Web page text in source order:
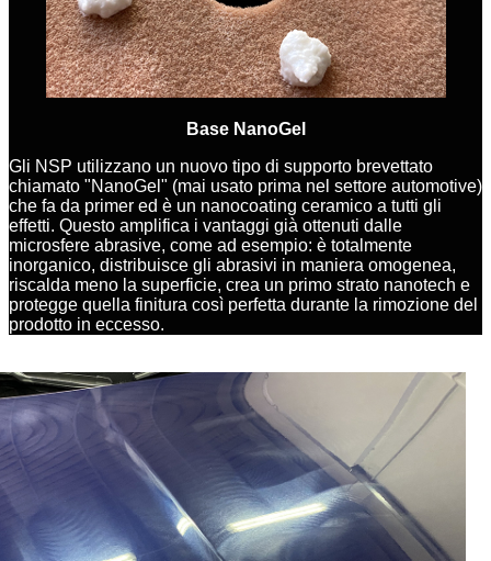
Base NanoGel
Gli NSP utilizzano un nuovo tipo di supporto brevettato
chiamato "NanoGel" (mai usato prima nel settore automotive)
che fa da primer ed è un nanocoating ceramico a tutti gli
effetti. Questo amplifica i vantaggi già ottenuti dalle
microsfere abrasive, come ad esempio: è totalmente
inorganico, distribuisce gli abrasivi in maniera omogenea,
riscalda meno la superficie, crea un primo strato nanotech e
protegge quella finitura così perfetta durante la rimozione del
prodotto in eccesso.